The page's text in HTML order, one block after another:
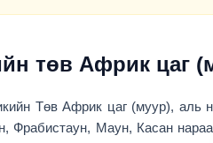
төв Африк цаг
Төв Африк цаг (муур), аль
Фрабистаун, Маун, Касан